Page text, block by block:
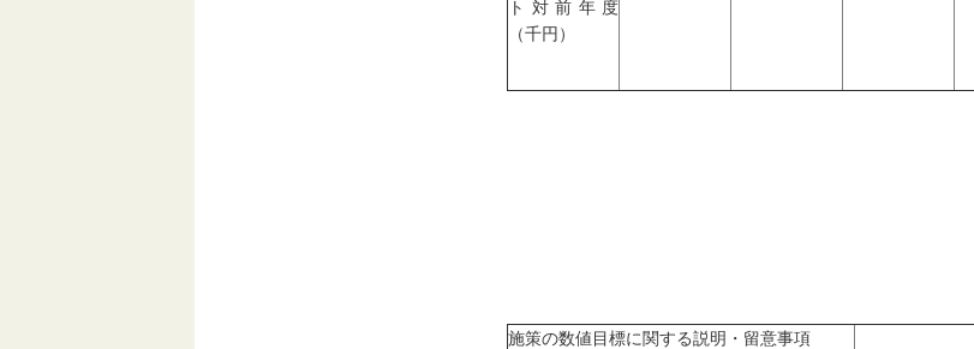
ト対前年度
（千円）
施策の数値目標に関する説明・留意事項